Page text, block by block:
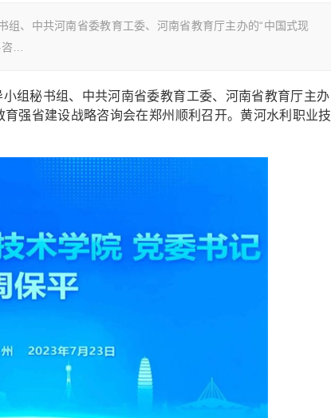
、中共河南省委教育工委、河南省教育厅主办的“中国式现
…
组秘书组、中共河南省委教育工委、河南省教育厅主办
强省建设战略咨询会在郑州顺利召开。黄河水利职业技